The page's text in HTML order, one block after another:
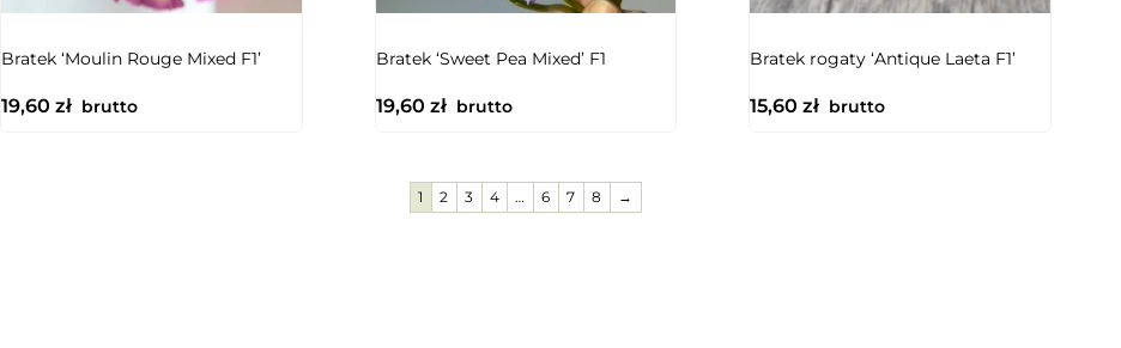
Bratek ‘Moulin Rouge Mixed F1’
19,60 zł brutto
Bratek ‘Sweet Pea Mixed’ F1
19,60 złbrutto
Bratek rogaty ‘Antique Laeta F1’
15,60zł brutto
1 2 3 4 … 6 7 8 →